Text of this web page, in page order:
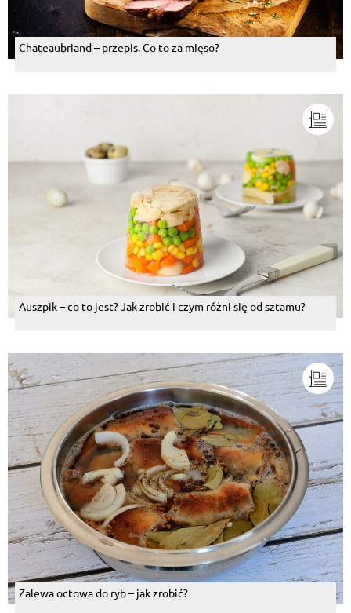
Chateaubriand – przepis. Co to za mięso?
Auszpik – co to jest? Jak zrobić i czym różni się od sztamu?
Zalewa octowa do ryb – jak zrobić?